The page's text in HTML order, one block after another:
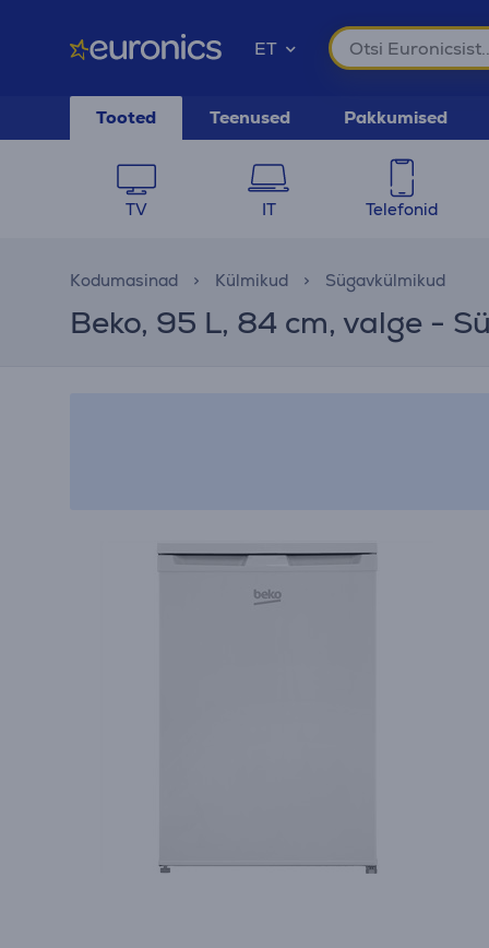
ET
Tooted Teenused Pakkumised
TV IT Telefonid
Kodumasinad Külmikud Sügavkülmikud
Beko, 95 L, 84 cm, valge -